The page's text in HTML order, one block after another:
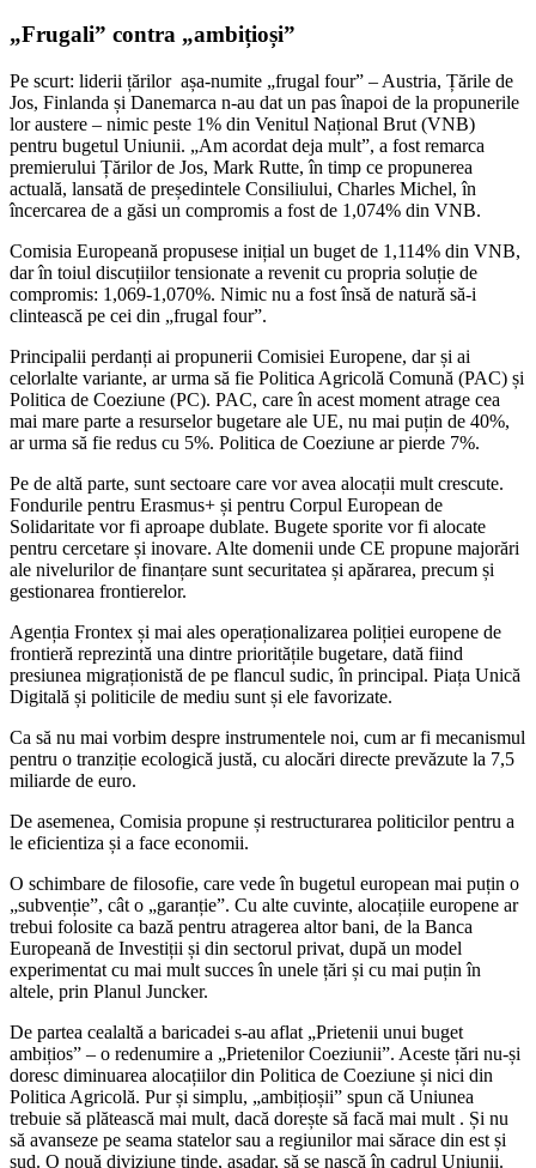
„Frugali” contra „ambițioși”
Pe scurt: liderii țărilor așa-numite „frugal four” – Austria, Țările de
Jos, Finlanda și Danemarca n-au dat un pas înapoi de la propunerile
lor austere – nimic peste 1% din Venitul Național Brut (VNB)
pentru bugetul Uniunii. „Am acordat deja mult”, a fost remarca
premierului Țărilor de Jos, Mark Rutte, în timp ce propunerea
actuală, lansată de președintele Consiliului, Charles Michel, în
încercarea de a găsi un compromis a fost de 1,074% din VNB.
Comisia Europeană propusese inițial un buget de 1,114% din VNB,
dar în toiul discuțiilor tensionate a revenit cu propria soluție de
compromis: 1,069-1,070%. Nimic nu a fost însă de natură să-i
clintească pe cei din „frugal four”.
Principalii perdanți ai propunerii Comisiei Europene, dar și ai
celorlalte variante, ar urma să fie Politica Agricolă Comună (PAC) și
Politica de Coeziune (PC). PAC, care în acest moment atrage cea
mai mare parte a resurselor bugetare ale UE, nu mai puțin de 40%,
ar urma să fie redus cu 5%. Politica de Coeziune ar pierde 7%.
Pe de altă parte, sunt sectoare care vor avea alocații mult crescute.
Fondurile pentru Erasmus+ și pentru Corpul European de
Solidaritate vor fi aproape dublate. Bugete sporite vor fi alocate
pentru cercetare și inovare. Alte domenii unde CE propune majorări
ale nivelurilor de finanțare sunt securitatea și apărarea, precum și
gestionarea frontierelor.
Agenția Frontex și mai ales operaționalizarea poliției europene de
frontieră reprezintă una dintre prioritățile bugetare, dată fiind
presiunea migraționistă de pe flancul sudic, în principal. Piața Unică
Digitală și politicile de mediu sunt și ele favorizate.
Ca să nu mai vorbim despre instrumentele noi, cum ar fi mecanismul
pentru o tranziție ecologică justă, cu alocări directe prevăzute la 7,5
miliarde de euro.
De asemenea, Comisia propune și restructurarea politicilor pentru a
le eficientiza și a face economii.
O schimbare de filosofie, care vede în bugetul european mai puțin o
„subvenție”, cât o „garanție”. Cu alte cuvinte, alocațiile europene ar
trebui folosite ca bază pentru atragerea altor bani, de la Banca
Europeană de Investiții și din sectorul privat, după un model
experimentat cu mai mult succes în unele țări și cu mai puțin în
altele, prin Planul Juncker.
De partea cealaltă a baricadei s-au aflat „Prietenii unui buget
ambițios” – o redenumire a „Prietenilor Coeziunii”. Aceste țări nu-și
doresc diminuarea alocațiilor din Politica de Coeziune și nici din
Politica Agricolă. Pur și simplu, „ambițioșii” spun că Uniunea
trebuie să plătească mai mult, dacă dorește să facă mai mult . Și nu
să avanseze pe seama statelor sau a regiunilor mai sărace din est și
sud. O nouă diviziune tinde, așadar, să se nască în cadrul Uniunii.